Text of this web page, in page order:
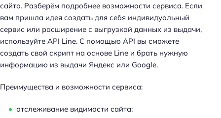
сайта. Разберём подробнее возможности сервиса. Если
вам пришла идея создать для себя индивидуальный
сервис или расширение с выгрузкой данных из выдачи,
используйте API Line. С помощью API вы сможете
создать свой скрипт на основе Line и брать нужную
информацию из выдачи Яндекс или Google.
Преимущества и возможности сервиса:
отслеживание видимости сайта;